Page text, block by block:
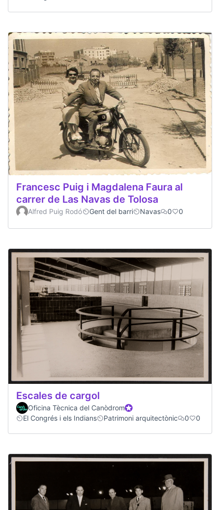
Francesc Puig i Magdalena Faura al
carrer de Las Navas de Tolosa
Alfred Puig Rodó Gent del barri Navas 0 0
Escales de cargol
Oficina Tècnica del CanòdromOfficial participant
El Congrés i els Indians
Patrimoni arquitectònic 0 0